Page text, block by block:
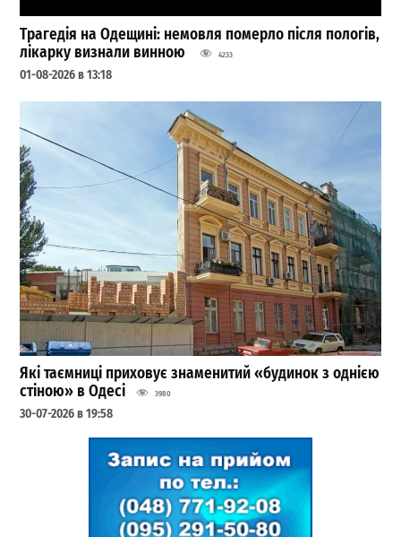
Трагедія на Одещині: немовля померло після пологів,
лікарку визнали винною
4233
01-08-2026 в 13:18
Які таємниці приховує знаменитий «будинок з однією
стіною» в Одесі
3980
30-07-2026 в 19:58